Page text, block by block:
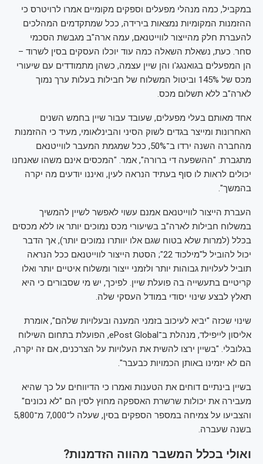
במקביל, כמה מנהלי מפעלים וספקים מקומיים אמרו לרויטרס כי
ההזמנות המקומיות נמצאות בירידה, ככל שמתקדמים המהלכים
להעברת חלק מהייצור לווייטנאם, עמה ארה"ב מגבשת הסכמי
סחר. כעת, נשאלת השאלה כמה עוד יוכלו העסקים בסין לשרוד –
הן המפעלים בגואנגג'ו והן שיין עצמה, כשהן מתמודדים עם שיעורי
מכס של 145% וביטול המשלוח של חבילות בעלות ערך נמוך
לארה"ב ללא תשלום מכס.
אחד מאותם בעלי מפעלים, שעובד עבור שיין בחמש השנים
האחרונות ומייצר בגדים לשוק הסיני והבינלאומי, מעיד כי ההזמנות
מהחברה השנה ירדו ב־50%, ככל שמגמת המעבר לווייטנאם
מתגברת. "ההשפעה די ברורה", אמר. "המכסים אינם משהו שאנחנו
יכולים לראות לו סוף בעתיד הנראה לעין, ואיננו יודעים מה יקרה
בהמשך".
העברת הייצור לווייטנאם אמנם עשוי לאפשר לשיין להמשיך
במשלוח חבילות לארה"ב בשיעורי מכס נמוכים יותר או ללא מכסים
בכלל (למרות שלא בטוח שגם אלו יוותרו נמוכים יותר), אך הדבר
יכול להוביל ל"מילכוד 22"; הסטת הייצור לווייטנאם ככל הנראה
תוביל לעלויות גבוהות יותר ולזמני ייצור ומשלוח איטיים יותר ואלו
קריטיים בתעשייה בה פועלת שיין. לפיכך, יש מי שסבורים כי היא
תאלץ לבצע שינוי יסודי במודל העסקי שלה.
שינוי שכזה "יביא לעיכוב בזמני המענה ובעלויות שלהם", אומרת
אליסון לייפילד, מנהלת ב־ePost Global, הפועלת בתחום השילוח
בגלובלי. "בשיין ירצו להשית את העלויות על הצרכנים, אם זה יקרה,
הם לא יזמינו באותן הכמויות כבעבר".
בשיין בינתיים דוחים את הטענות ואמרו כי הדיווחים על כך שהיא
מעבירה את יכולות שרשרת האספקה מחוץ לסין הם "לא נכונים"
והצביעו על צמיחה במספר הספקים בסין, שעלה ל־7,000 מ־5,800
בשנה שעברה.
ואולי בכלל המשבר מהווה הזדמנות?